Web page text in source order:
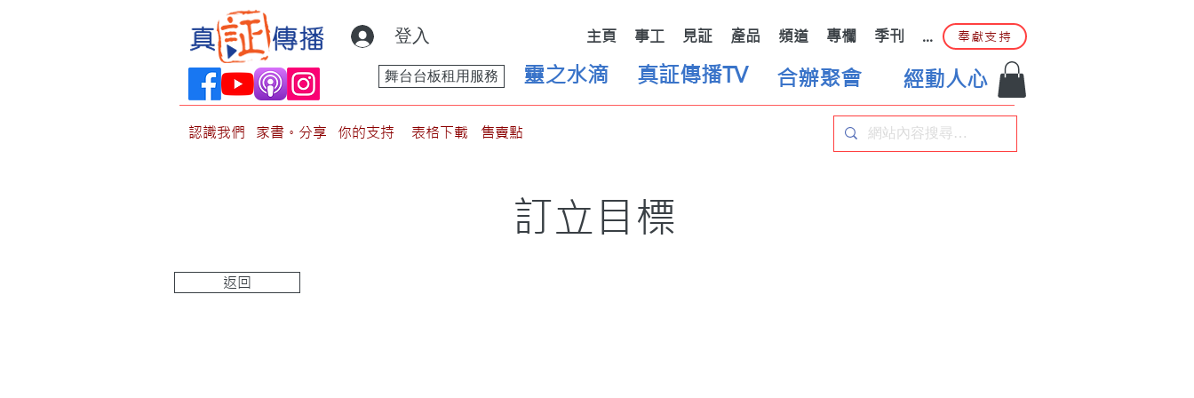
登入 主頁 事工 見証 產品 頻道 專欄 季刊 ... 奉獻支持
靈之水滴
舞台台板租用服務 真証傳播TV 合辦聚會 經動人心
認識我們 家書。分享 你的支持 表格下載 售賣點
訂立目標
返回